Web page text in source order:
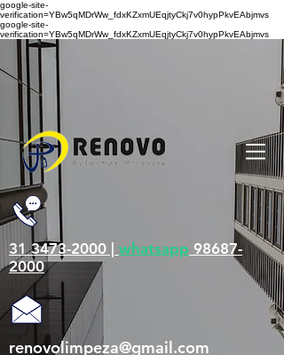
google-site-
verification=YBw5qMDrWw_fdxKZxmUEqjtyCkj7v0hypPkvEAbjmvs
google-site-
verification=YBw5qMDrWw_fdxKZxmUEqjtyCkj7v0hypPkvEAbjmvs
31 3473-2000 | whatsapp 98687-
2000
renovolimpeza@gmail.com